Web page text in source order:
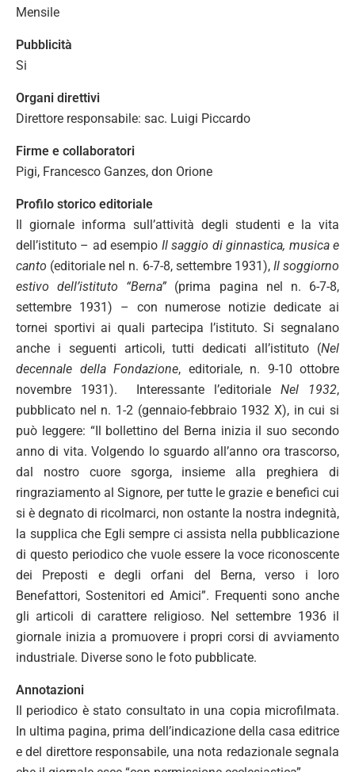
Mensile
Pubblicità
Si
Organi direttivi
Direttore responsabile: sac. Luigi Piccardo
Firme e collaboratori
Pigi, Francesco Ganzes, don Orione
Profilo storico editoriale
Il giornale informa sull’attività degli studenti e la vita
dell’istituto – ad esempio Il saggio di ginnastica, musica e
canto (editoriale nel n. 6-7-8, settembre 1931), Il soggiorno
estivo dell’istituto “Berna” (prima pagina nel n. 6-7-8,
settembre 1931) – con numerose notizie dedicate ai
tornei sportivi ai quali partecipa l’istituto. Si segnalano
anche i seguenti articoli, tutti dedicati all’istituto (Nel
decennale della Fondazione, editoriale, n. 9-10 ottobre
novembre 1931). Interessante l’editoriale Nel 1932,
pubblicato nel n. 1-2 (gennaio-febbraio 1932 X), in cui si
può leggere: “Il bollettino del Berna inizia il suo secondo
anno di vita. Volgendo lo sguardo all’anno ora trascorso,
dal nostro cuore sgorga, insieme alla preghiera di
ringraziamento al Signore, per tutte le grazie e benefici cui
si è degnato di ricolmarci, non ostante la nostra indegnità,
la supplica che Egli sempre ci assista nella pubblicazione
di questo periodico che vuole essere la voce riconoscente
dei Preposti e degli orfani del Berna, verso i loro
Benefattori, Sostenitori ed Amici”. Frequenti sono anche
gli articoli di carattere religioso. Nel settembre 1936 il
giornale inizia a promuovere i propri corsi di avviamento
industriale. Diverse sono le foto pubblicate.
Annotazioni
Il periodico è stato consultato in una copia microfilmata.
In ultima pagina, prima dell’indicazione della casa editrice
e del direttore responsabile, una nota redazionale segnala